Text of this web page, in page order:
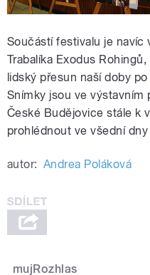
Součástí festivalu je navíc
Trabalíka Exodus
lidský přesun naší doby
Snímky jsou ve výstavním
České Budějovice stále k
prohlédnout ve všední
autor: Andrea Poláková
mujRozhlas